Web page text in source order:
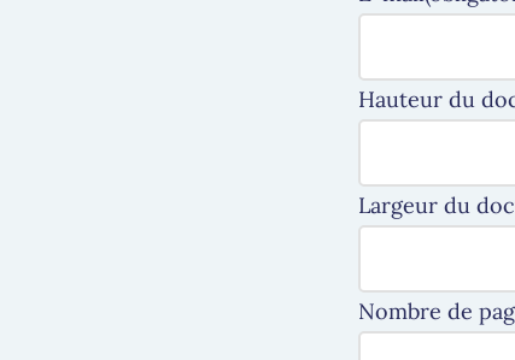
Hauteur du
Largeur du
Nombre de